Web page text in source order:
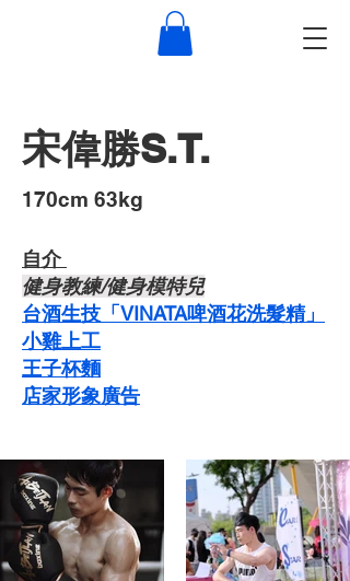
宋偉勝S.T.
​170cm 63kg
自介 ​
​健身教練/健身模特兒
台酒生技「VINATA啤酒花洗髮精」
​小雞上工
​王子杯麵
​店家形象廣告